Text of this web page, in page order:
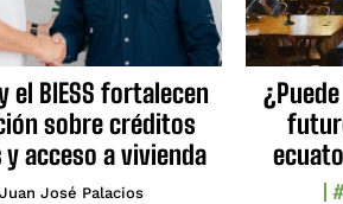
BIESS fortalecen
sobre créditos
acceso a vivienda
Juan José Palacios